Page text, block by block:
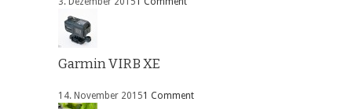
Garmin VIRB XE
14. November 20151 Comment